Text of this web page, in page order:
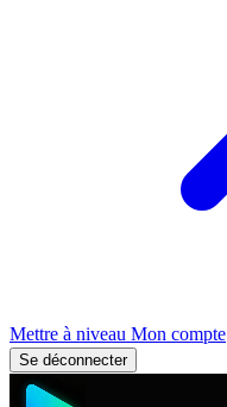
Mettre à niveau Mon compte
Se déconnecter